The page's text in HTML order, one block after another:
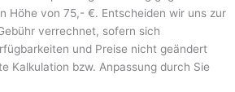
Höhe von 75,- €. Entscheiden wir uns zur
verrechnet, sofern sich
und Preise nicht geändert
Kalkulation bzw. Anpassung durch Sie